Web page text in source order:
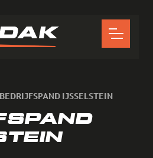
BEDRIJFSPAND IJSSELSTEIN